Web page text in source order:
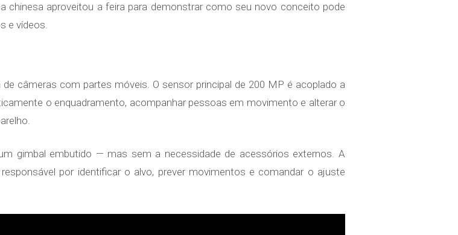
chinesa aproveitou a feira para demonstrar como seu novo conceito pode
e vídeos.
câmeras com partes móveis. O sensor principal de 200 MP é acoplado a
o enquadramento, acompanhar pessoas em movimento e alterar o
gimbal embutido — mas sem a necessidade de acessórios externos. A
por identificar o alvo, prever movimentos e comandar o ajuste